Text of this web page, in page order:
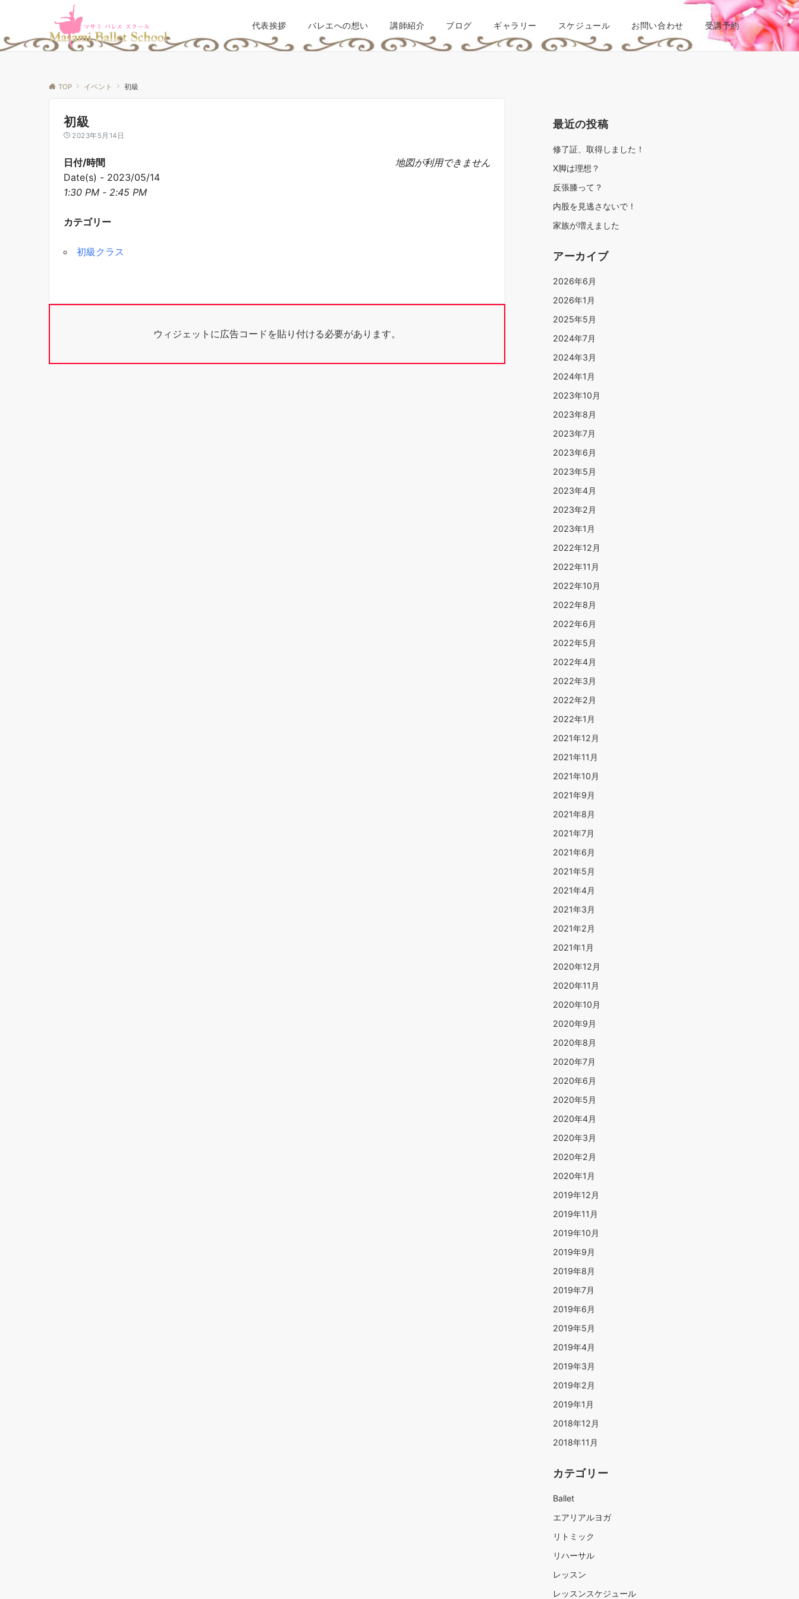
代表挨拶 バレエへの想い 講師紹介 ブログ ギャラリー スケジュール お問い合わせ 受講予約
TOP イベント 初級
初級
2023年5月14日
地図が利用できません
日付/時間
Date(s) - 2023/05/14
1:30 PM - 2:45 PM
カテゴリー
初級クラス
ウィジェットに広告コードを貼り付ける必要があります。
最近の投稿
修了証、取得しました！
X脚は理想？
反張膝って？
内股を見逃さないで！
家族が増えました
アーカイブ
2026年6月
2026年1月
2025年5月
2024年7月
2024年3月
2024年1月
2023年10月
2023年8月
2023年7月
2023年6月
2023年5月
2023年4月
2023年2月
2023年1月
2022年12月
2022年11月
2022年10月
2022年8月
2022年6月
2022年5月
2022年4月
2022年3月
2022年2月
2022年1月
2021年12月
2021年11月
2021年10月
2021年9月
2021年8月
2021年7月
2021年6月
2021年5月
2021年4月
2021年3月
2021年2月
2021年1月
2020年12月
2020年11月
2020年10月
2020年9月
2020年8月
2020年7月
2020年6月
2020年5月
2020年4月
2020年3月
2020年2月
2020年1月
2019年12月
2019年11月
2019年10月
2019年9月
2019年8月
2019年7月
2019年6月
2019年5月
2019年4月
2019年3月
2019年2月
2019年1月
2018年12月
2018年11月
カテゴリー
Ballet
エアリアルヨガ
リトミック
リハーサル
レッスン
レッスンスケジュール